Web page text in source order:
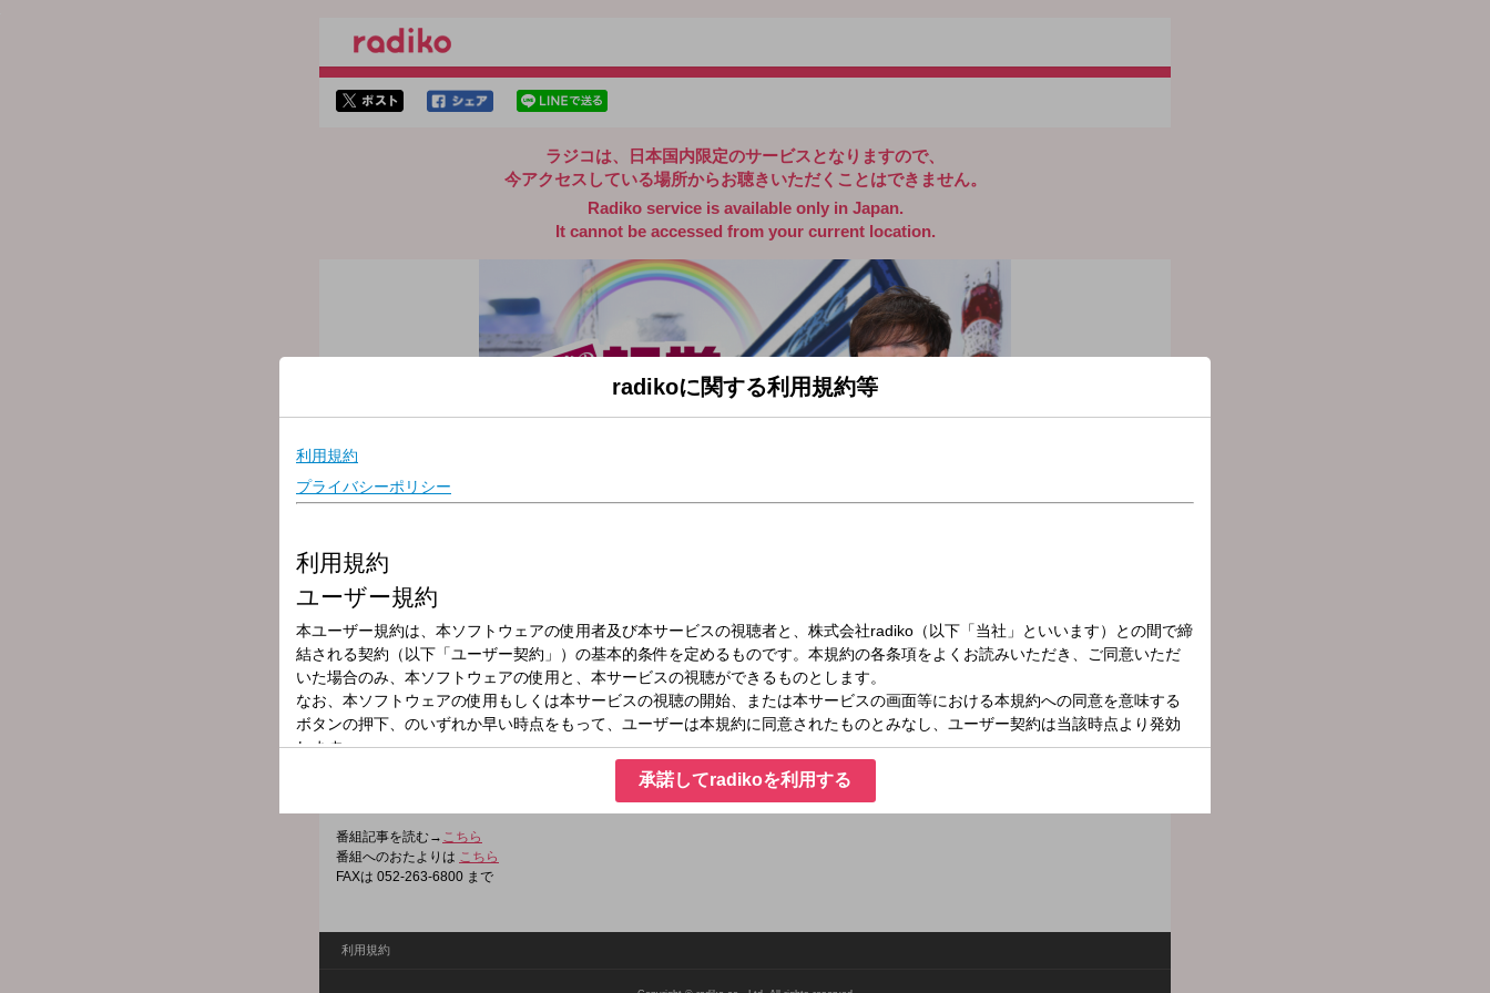
ラジコは、日本国内限定のサービスとなりますので、
今アクセスしている場所からお聴きいただくことはできません。
Radiko service is available only in Japan.
It cannot be accessed from your current location.
放送局
放送時間
2026年2月15日（日）10:00～11:40
番組名
小堀勝啓の新栄トークジャンボリー
日曜の朝は小堀勝啓のお気楽トークがクセになる！ アーティストや文化人へのインタビュー、ワン・アーティスト特集、小堀秘蔵のナニ
コレ音源など、コアな音楽＆話題満載の少しマニアックな小堀ワールドでお楽しみを！
もちろん、行楽やドライブなど休日の朝のおでかけに役立つ交通情報、天気予報もきちんとお伝えします。お聴き逃しなく!!
番組記事を読む→ こちら
番組へのおたよりは こちら
FAXは 052-263-6800 まで
利用規約
radikoに関する利用規約等
承諾してradikoを利用する